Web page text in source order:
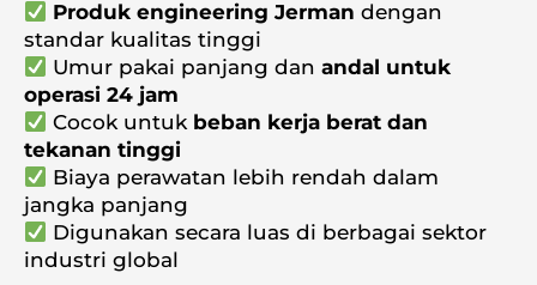
Produk engineering Jerman dengan
standar kualitas tinggi
Umur pakai panjang danandal untuk
operasi 24 jam
Cocok untuk beban kerja berat dan
tekanan tinggi
Biaya perawatan lebih rendah dalam
jangka panjang
Digunakan secara luas di berbagai sektor
industri global